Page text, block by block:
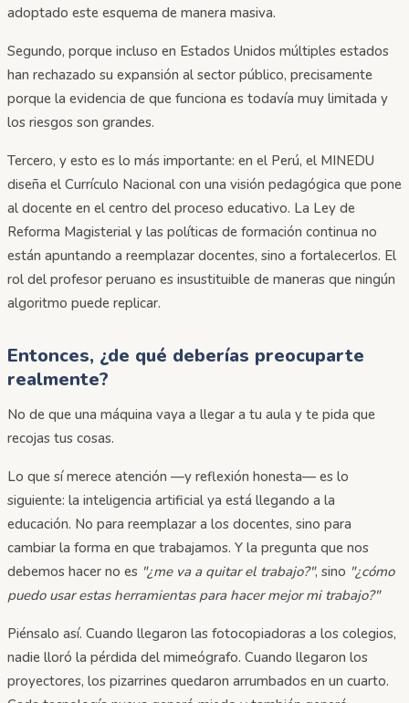
adoptado este esquema de manera masiva.
Segundo, porque incluso en Estados Unidos múltiples estados
han rechazado su expansión al sector público, precisamente
porque la evidencia de que funciona es todavía muy limitada y
los riesgos son grandes.
Tercero, y esto es lo más importante: en el Perú, el MINEDU
diseña el Currículo Nacional con una visión pedagógica que pone
al docente en el centro del proceso educativo. La Ley de
Reforma Magisterial y las políticas de formación continua no
están apuntando a reemplazar docentes, sino a fortalecerlos. El
rol del profesor peruano es insustituible de maneras que ningún
algoritmo puede replicar.
Entonces, ¿de qué deberías preocuparte
realmente?
No de que una máquina vaya a llegar a tu aula y te pida que
recojas tus cosas.
Lo que sí merece atención —y reflexión honesta— es lo
siguiente: la inteligencia artificial ya está llegando a la
educación. No para reemplazar a los docentes, sino para
cambiar la forma en que trabajamos. Y la pregunta que nos
debemos hacer no es "¿me va a quitar el trabajo?", sino "¿cómo
puedo usar estas herramientas para hacer mejor mi trabajo?"
Piénsalo así. Cuando llegaron las fotocopiadoras a los colegios,
nadie lloró la pérdida del mimeógrafo. Cuando llegaron los
proyectores, los pizarrines quedaron arrumbados en un cuarto.